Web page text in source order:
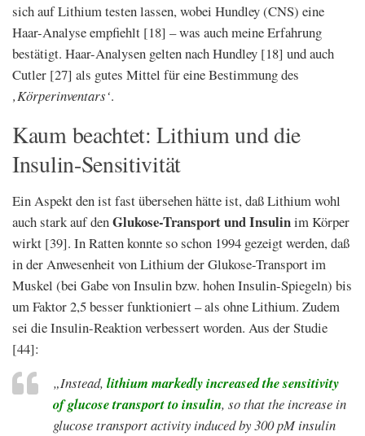
sich auf Lithium testen lassen, wobei Hundley (CNS) eine
Haar-Analyse empfiehlt [18] – was auch meine Erfahrung
bestätigt. Haar-Analysen gelten nach Hundley [18] und auch
Cutler [27] als gutes Mittel für eine Bestimmung des
‚Körperinventars‘.
Kaum beachtet: Lithium und die
Insulin-Sensitivität
Ein Aspekt den ist fast übersehen hätte ist, daß Lithium wohl
auch stark auf den Glukose-Transport und Insulinim Körper
wirkt [39]. In Ratten konnte so schon 1994 gezeigt werden, daß
in der Anwesenheit von Lithium der Glukose-Transport im
Muskel (bei Gabe von Insulin bzw. hohen Insulin-Spiegeln) bis
um Faktor 2,5 besser funktioniert – als ohne Lithium. Zudem
sei die Insulin-Reaktion verbessert worden. Aus der Studie
[44]:
„Instead, lithium markedly increased the sensitivity
of glucose transport to insulin, so that the increase in
glucose transport activity induced by 300 pM insulin